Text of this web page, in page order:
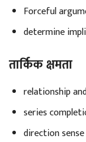
Forceful
determine
तार्किक क्षमता
relationship
series
direction